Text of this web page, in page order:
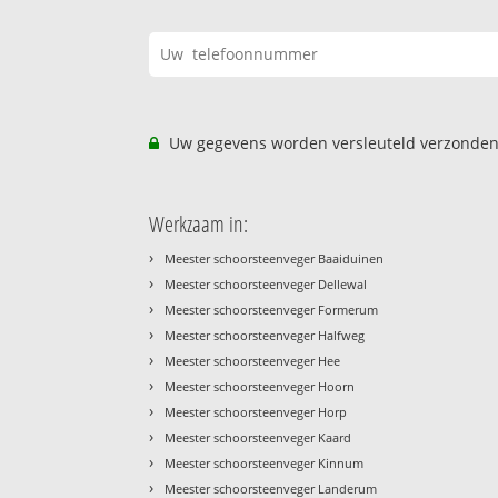
Uw gegevens worden versleuteld
Werkzaam in:
› Meester schoorsteenveger Baaiduinen
› Meester schoorsteenveger Dellewal
› Meester schoorsteenveger Formerum
› Meester schoorsteenveger Halfweg
› Meester schoorsteenveger Hee
› Meester schoorsteenveger Hoorn
› Meester schoorsteenveger Horp
› Meester schoorsteenveger Kaard
› Meester schoorsteenveger Kinnum
› Meester schoorsteenveger Landerum